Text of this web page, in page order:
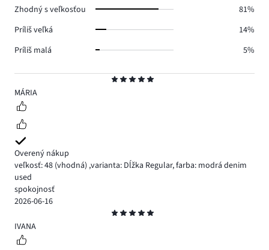
5
MÁRIA
Overený nákup
veľkosť: 48 (vhodná) ,varianta: Dĺžka Regular,farba: modrá denim
used
spokojnosť
2026-06-16
5
IVANA
Zhodný s veľkosťou
81%
Príliš veľká
14%
Príliš malá
5%